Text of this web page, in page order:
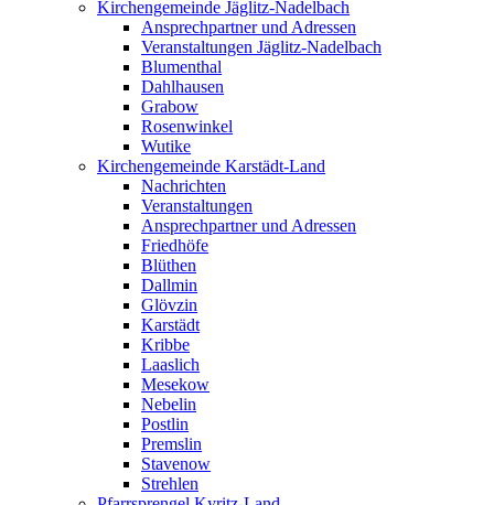
Kirchengemeinde Jäglitz-Nadelbach
Ansprechpartner und Adressen
Veranstaltungen Jäglitz-Nadelbach
Blumenthal
Dahlhausen
Grabow
Rosenwinkel
Wutike
Kirchengemeinde Karstädt-Land
Nachrichten
Veranstaltungen
Ansprechpartner und Adressen
Friedhöfe
Blüthen
Dallmin
Glövzin
Karstädt
Kribbe
Laaslich
Mesekow
Nebelin
Postlin
Premslin
Stavenow
Strehlen